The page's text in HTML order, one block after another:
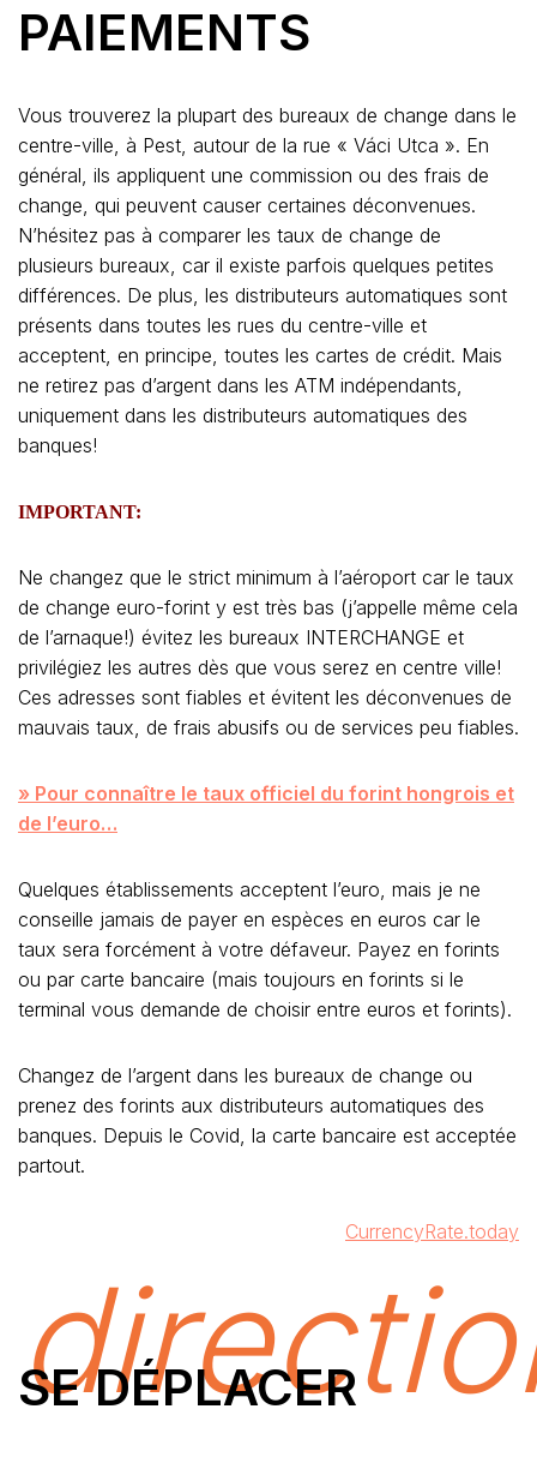
PAIEMENTS
Vous trouverez la plupart des bureaux de change dans le
centre-ville, à Pest, autour de la rue « Váci Utca ». En
général, ils appliquent une commission ou des frais de
change, qui peuvent causer certaines déconvenues.
N’hésitez pas à comparer les taux de change de
plusieurs bureaux, car il existe parfois quelques petites
différences. De plus, les distributeurs automatiques sont
présents dans toutes les rues du centre-ville et
acceptent, en principe, toutes les cartes de crédit. Mais
ne retirez pas d’argent dans les ATM indépendants,
uniquement dans les distributeurs automatiques des
banques!
IMPORTANT:
Ne changez que le strict minimum à l’aéroport car le taux
de change euro-forint y est très bas (j’appelle même cela
de l’arnaque!) évitez les bureaux INTERCHANGE et
privilégiez les autres dès que vous serez en centre ville!
Ces adresses sont fiables et évitent les déconvenues de
mauvais taux, de frais abusifs ou de services peu fiables.
» Pour connaître le taux officiel du forint hongrois et
de l’euro…
Quelques établissements acceptent l’euro, mais je ne
conseille jamais de payer en espèces en euros car le
taux sera forcément à votre défaveur. Payez en forints
ou par carte bancaire (mais toujours en forints si le
terminal vous demande de choisir entre euros et forints).
Changez de l’argent dans les bureaux de change ou
prenez des forints aux distributeurs automatiques des
banques. Depuis le Covid, la carte bancaire est acceptée
partout.
CurrencyRate.today
SE DÉPLACER